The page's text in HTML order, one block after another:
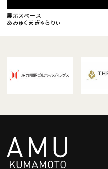
展示スペース
あみゅくまぎゃらりぃ